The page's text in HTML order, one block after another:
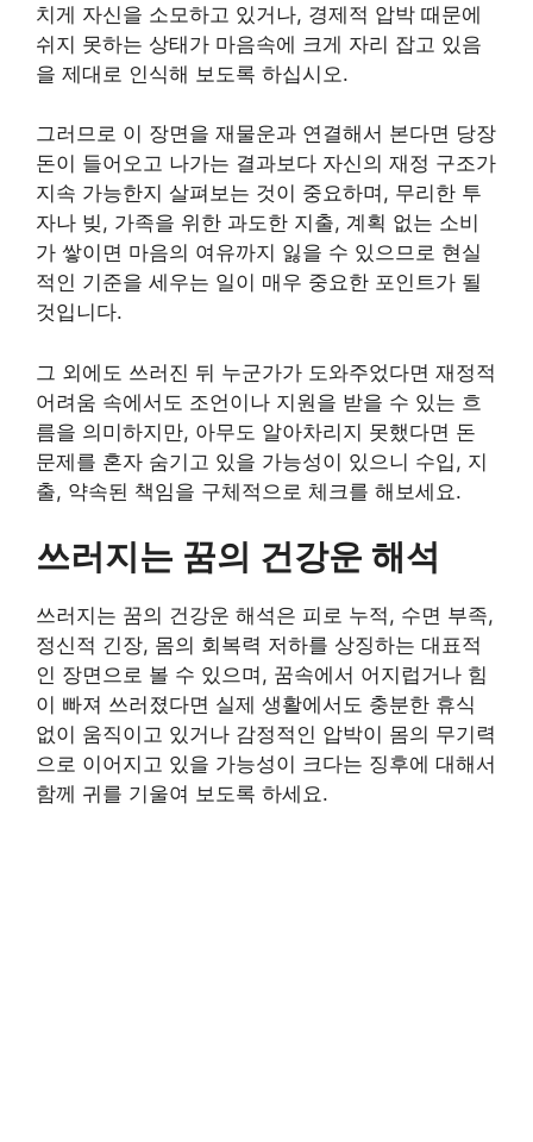
치게 자신을 소모하고 있거나, 경제적 압박 때문에
쉬지 못하는 상태가 마음속에 크게 자리 잡고 있음
을 제대로 인식해 보도록 하십시오.
그러므로 이 장면을 재물운과 연결해서 본다면 당장
돈이 들어오고 나가는 결과보다 자신의 재정 구조가
지속 가능한지 살펴보는 것이 중요하며, 무리한 투
자나 빚, 가족을 위한 과도한 지출, 계획 없는 소비
가 쌓이면 마음의 여유까지 잃을 수 있으므로 현실
적인 기준을 세우는 일이 매우 중요한 포인트가 될
것입니다.
그 외에도 쓰러진 뒤 누군가가 도와주었다면 재정적
어려움 속에서도 조언이나 지원을 받을 수 있는 흐
름을 의미하지만, 아무도 알아차리지 못했다면 돈
문제를 혼자 숨기고 있을 가능성이 있으니 수입, 지
출, 약속된 책임을 구체적으로 체크를 해보세요.
쓰러지는 꿈의 건강운 해석
쓰러지는 꿈의 건강운 해석은 피로 누적, 수면 부족,
정신적 긴장, 몸의 회복력 저하를 상징하는 대표적
인 장면으로 볼 수 있으며, 꿈속에서 어지럽거나 힘
이 빠져 쓰러졌다면 실제 생활에서도 충분한 휴식
없이 움직이고 있거나 감정적인 압박이 몸의 무기력
으로 이어지고 있을 가능성이 크다는 징후에 대해서
함께 귀를 기울여 보도록 하세요.